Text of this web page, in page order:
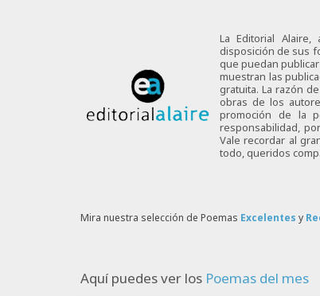
La Editorial
disposición de sus
que puedan
muestran las
gratuita. La razón
obras de los
promoción de la
responsabilidad,
Vale recordar al
todo, queridos
Mira nuestra selección de Poemas Excelentes y
Aquí puedes ver los Poemas del mes